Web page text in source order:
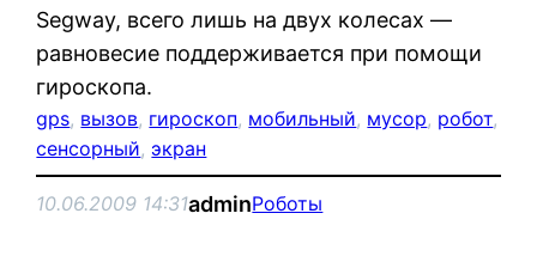
Segway, всего лишь на двух колесах —
равновесие поддерживается при помощи
гироскопа.
gps, вызов, гироскоп, мобильный, мусор, робот
сенсорный, экран
10.06.2009 14:31adminРоботы